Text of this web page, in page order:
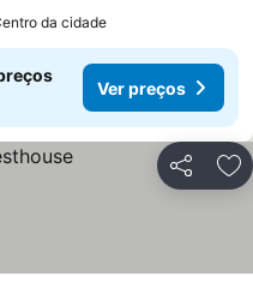
da cidade
Ver preços
Partilhar